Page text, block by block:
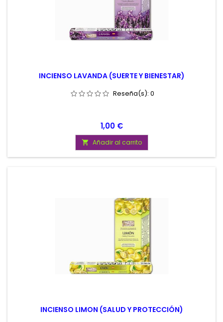
INCIENSO LAVANDA (SUERTE Y BIENESTAR)
Reseña(s): 0
Precio
1,00 €
 Añadir al carrito
INCIENSO LIMON (SALUD Y PROTECCIÓN)